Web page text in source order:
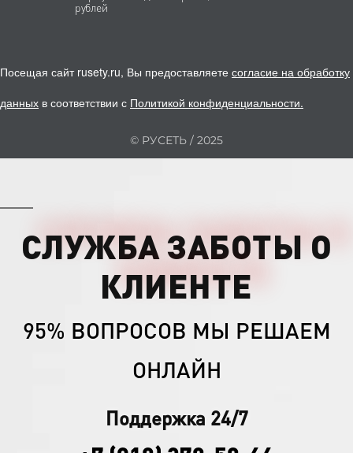
рублей
Посещая сайт rusety.ru, Вы предоставляете согласие на обработку
данных в соответствии с Политикой конфиденциальности.
© РУСЕТЬ / 2025
СЛУЖБА ЗАБОТЫ О
КЛИЕНТЕ
95% ВОПРОСОВ МЫ РЕШАЕМ
ОНЛАЙН
Поддержка 24/7